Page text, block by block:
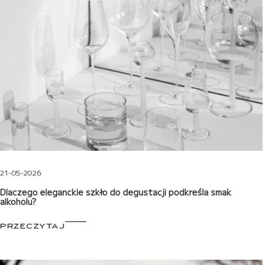
21-05-2026
Dlaczego eleganckie szkło do degustacji podkreśla smak
alkoholu?
PRZECZYTAJ